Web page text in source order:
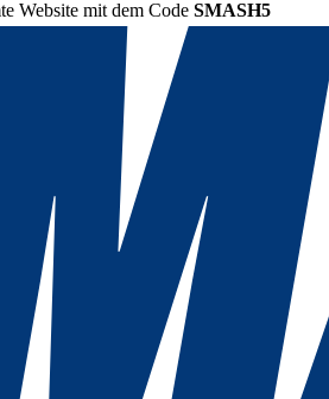
Website mit dem Code SMASH5